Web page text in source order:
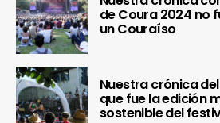
de Coura 2024 no
un Couraíso
Nuestra crónica
que fue la edición
sostenible del